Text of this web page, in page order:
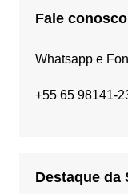
Fale conosco
Whatsapp e
+55 65 98141-
Destaque da